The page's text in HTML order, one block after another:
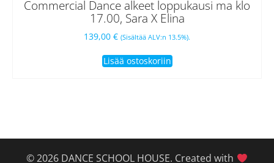
Commercial Dance alkeet loppukausi ma klo
17.00, Sara X Elina
139,00 € (Sisältää ALV:n 13.5%).
Lisää ostoskoriin
© 2026 DANCE SCHOOL HOUSE. Created with